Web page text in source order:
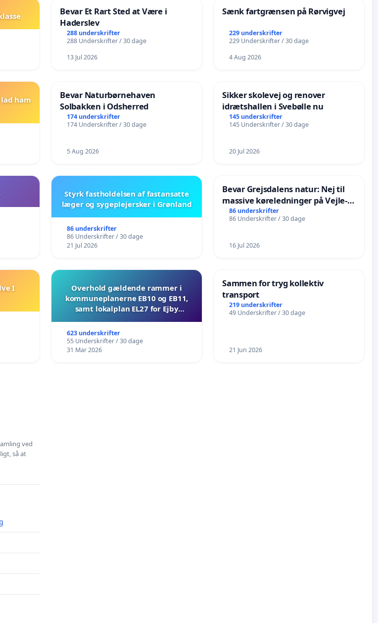
Bevar Et Rart Sted at Være i
Haderslev
288 underskrifter
288 Underskrifter / 30 dage
13 Jul 2026
Sænk fartgrænsen på Rørvigvej
229 underskrifter
229 Underskrifter / 30 dage
4 Aug 2026
ham
Bevar Naturbørnehaven
Solbakken i Odsherred
174 underskrifter
174 Underskrifter / 30 dage
5 Aug 2026
Sikker skolevej og renover
idrætshallen i Svebølle nu
145 underskrifter
145 Underskrifter / 30 dage
20 Jul 2026
Styrk fastholdelsen af fastansatte
læger og sygeplejersker i Grønland
86 underskrifter
86 Underskrifter / 30 dage
21 Jul 2026
Bevar Grejsdalens natur: Nej til
massive køreledninger på Vejle-
Struer-banen
86 underskrifter
86 Underskrifter / 30 dage
16 Jul 2026
I
Overhold gældende rammer i
kommuneplanerne EB10 og EB11,
samt lokalplan EL27 for Ejby
623 underskrifter
55 Underskrifter / 30 dage
31 Mar 2026
Sammen for tryg kollektiv
transport
219 underskrifter
49 Underskrifter / 30 dage
21 Jun 2026
ved
så at